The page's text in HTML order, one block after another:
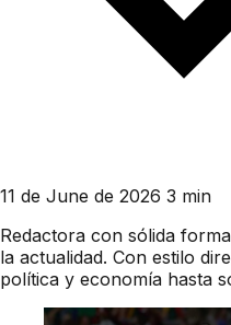
11 de June de 2026 3 min
Redactora con sólida
la actualidad. Con estilo
política y economía hasta